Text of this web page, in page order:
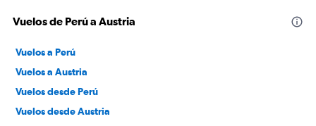
Vuelos de Perú a Austria
Vuelos a Perú
Vuelos a Austria
Vuelos desde Perú
Vuelos desde Austria